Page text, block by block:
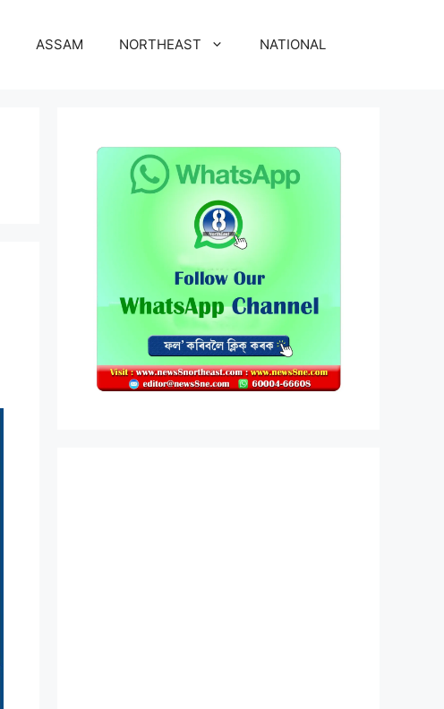
ASSAM NORTHEAST NATIONAL